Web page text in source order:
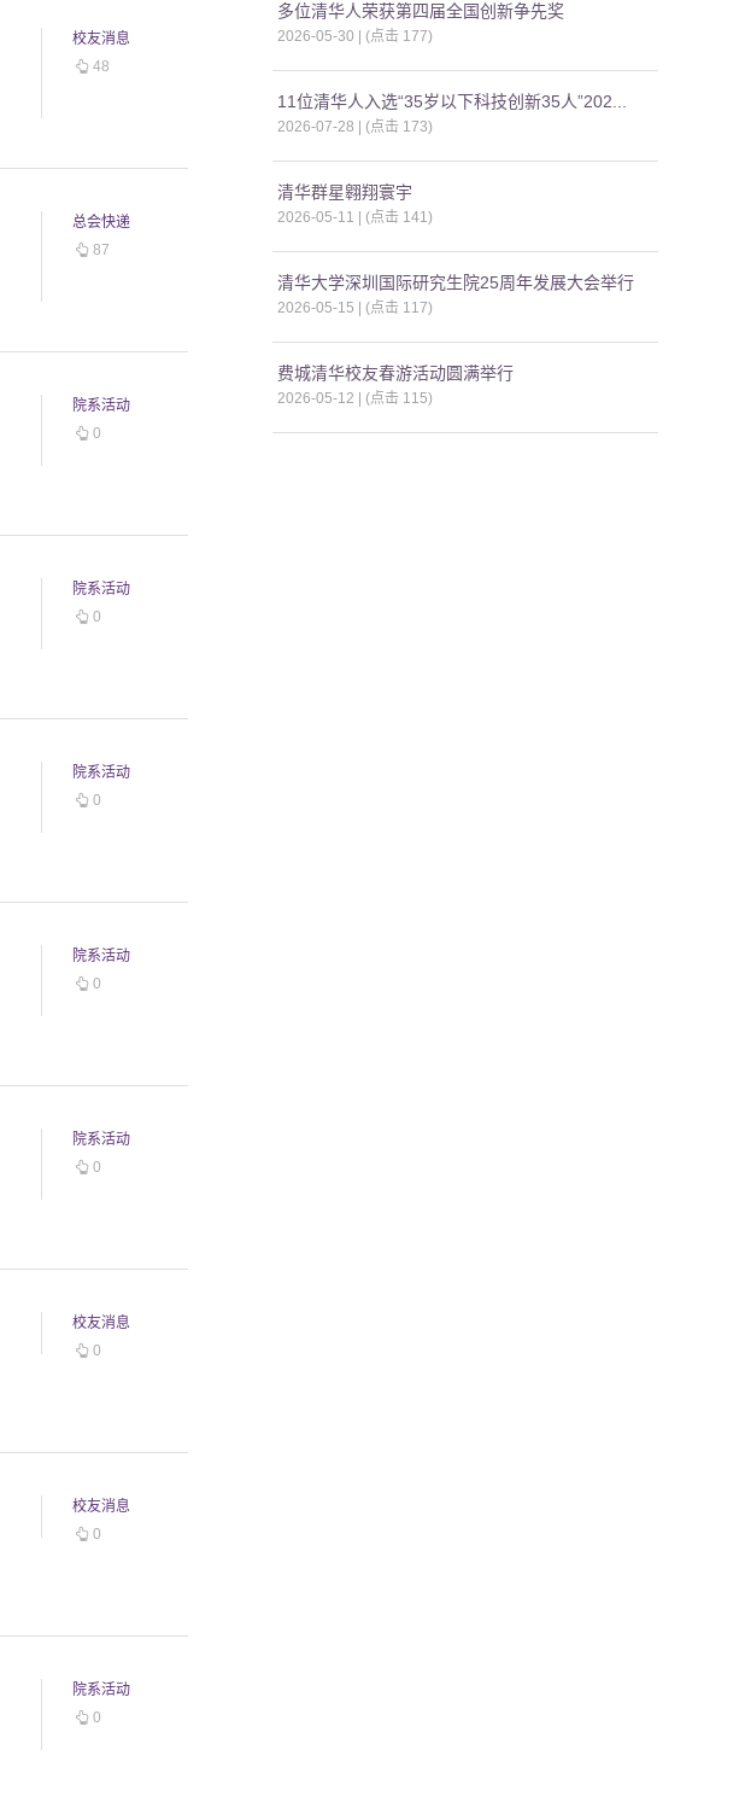
多位清华人荣获第四届全国创新争先奖
2026-05-30 | (点击 177)
11位清华人入选“35岁以下科技创新35人”202...
2026-07-28 | (点击 173)
清华群星翱翔寰宇
2026-05-11 | (点击 141)
清华大学深圳国际研究生院25周年发展大会举行
2026-05-15 | (点击 117)
费城清华校友春游活动圆满举行
2026-05-12 | (点击 115)
校友消息
48
总会快递
87
院系活动
0
院系活动
0
院系活动
0
院系活动
0
院系活动
0
校友消息
0
校友消息
0
院系活动
0